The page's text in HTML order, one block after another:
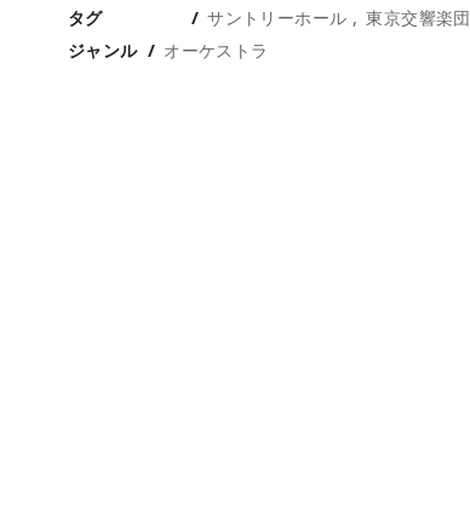
タグ
サントリーホール 東京交響楽団
ジャンル
オーケストラ